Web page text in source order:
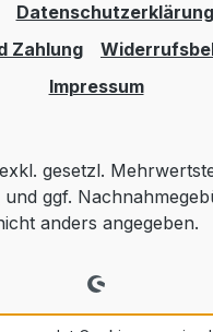
Datenschutzerklärung
Zahlung
Impressum
gesetzl.
und ggf.
anders angegeben.